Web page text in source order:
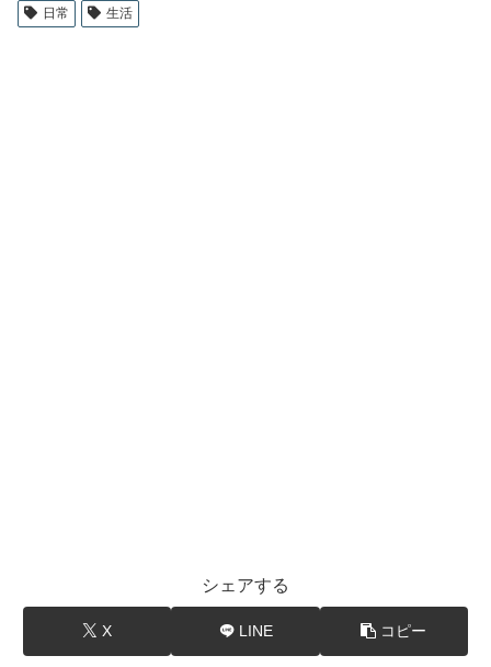
日常
生活
シェアする
X LINE コピー